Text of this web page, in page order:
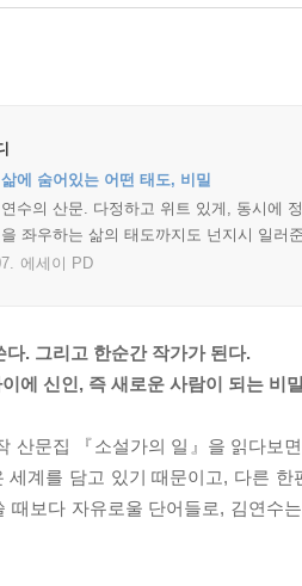
에 숨어있는 어떤 태도, 비밀
수의 산문. 다정하고 위트 있게, 동시에
좌우하는 삶의 태도까지도 넌지시 일러
에세이 PD
다. 그리고 한순간 작가가 된다.
에 신인, 즉 새로운 사람이 되는 비
산문집 『소설가의 일』을 읽다보
세계를 담고 있기 때문이고, 다른
때보다 자유로울 단어들로, 김연수